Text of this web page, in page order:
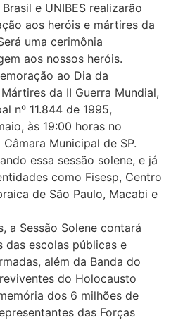
e UNIBES realizarão
aos heróis e mártires da
uma cerimônia
aos nossos heróis.
ao Dia da
da II Guerra Mundial,
nº 11.844 de 1995,
às 19:00 horas no
Municipal de SP.
essa sessão solene, e já
como Fisesp, Centro
de São Paulo, Macabi e
a Sessão Solene contará
das escolas públicas e
além da Banda do
do Holocausto
dos 6 milhões de
das Forças